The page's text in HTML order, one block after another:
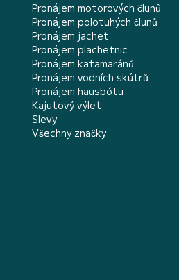
Pronájem motorových člunů
Pronájem polotuhých člunů
Pronájem jachet
Pronájem plachetnic
Pronájem katamaránů
Pronájem vodních skútrů
Pronájem hausbótu
Kajutový výlet
Slevy
Všechny značky